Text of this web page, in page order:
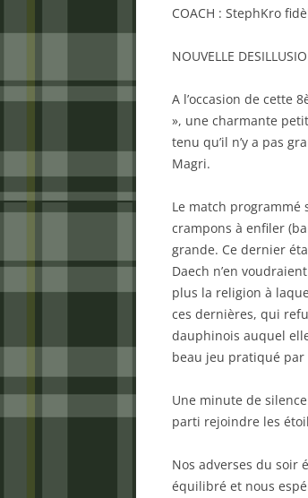
COACH : StephKro
NOUVELLE
A l’occasion de cette
», une charmante
tenu qu’il n’y a pas
Magri.
Le match
crampons à enfiler
grande. Ce dernier
Daech n’en
plus la religion à
ces dernières, qui
dauphinois auquel
beau jeu pratiqué par
Une minute de
parti rejoindre les
Nos adverses du soir
équilibré et nous